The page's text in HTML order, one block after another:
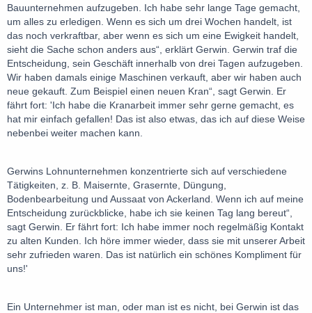
Bauunternehmen aufzugeben. Ich habe sehr lange Tage gemacht,
um alles zu erledigen. Wenn es sich um drei Wochen handelt, ist
das noch verkraftbar, aber wenn es sich um eine Ewigkeit handelt,
sieht die Sache schon anders aus“, erklärt Gerwin. Gerwin traf die
Entscheidung, sein Geschäft innerhalb von drei Tagen aufzugeben.
Wir haben damals einige Maschinen verkauft, aber wir haben auch
neue gekauft. Zum Beispiel einen neuen Kran“, sagt Gerwin. Er
fährt fort: 'Ich habe die Kranarbeit immer sehr gerne gemacht, es
hat mir einfach gefallen! Das ist also etwas, das ich auf diese Weise
nebenbei weiter machen kann.
Gerwins Lohnunternehmen konzentrierte sich auf verschiedene
Tätigkeiten, z. B. Maisernte, Grasernte, Düngung,
Bodenbearbeitung und Aussaat von Ackerland. Wenn ich auf meine
Entscheidung zurückblicke, habe ich sie keinen Tag lang bereut“,
sagt Gerwin. Er fährt fort: Ich habe immer noch regelmäßig Kontakt
zu alten Kunden. Ich höre immer wieder, dass sie mit unserer Arbeit
sehr zufrieden waren. Das ist natürlich ein schönes Kompliment für
uns!'
Ein Unternehmer ist man, oder man ist es nicht, bei Gerwin ist das